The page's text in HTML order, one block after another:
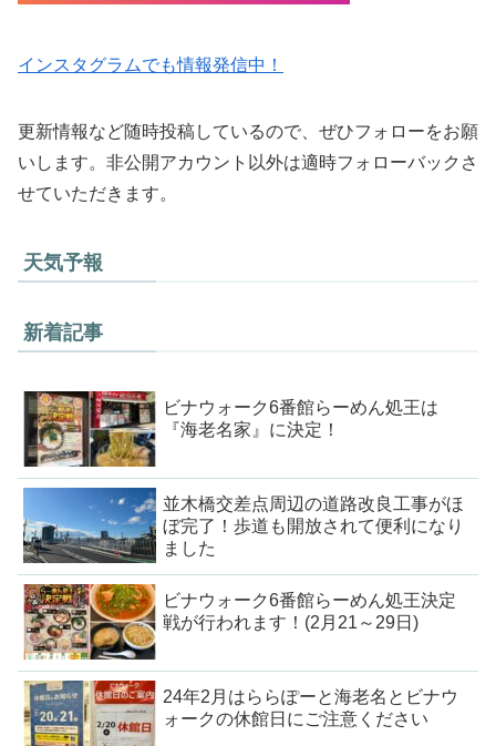
インスタグラムでも情報発信中！
更新情報など随時投稿しているので、ぜひフォローをお願
いします。非公開アカウント以外は適時フォローバックさ
せていただきます。
天気予報
新着記事
ビナウォーク6番館らーめん処王は
『海老名家』に決定！
並木橋交差点周辺の道路改良工事がほ
ぼ完了！歩道も開放されて便利になり
ました
ビナウォーク6番館らーめん処王決定
戦が行われます！(2月21～29日)
24年2月はららぽーと海老名とビナウ
ォークの休館日にご注意ください